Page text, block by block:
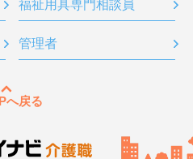
福祉用具専門相談員
管理者
へ戻る